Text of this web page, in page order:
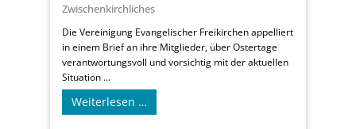
Zwischenkirchliches
Die Vereinigung Evangelischer Freikirchen appelliert
in einem Brief an ihre Mitglieder, über Ostertage
verantwortungsvoll und vorsichtig mit der aktuellen
Situation ...
Weiterlesen …